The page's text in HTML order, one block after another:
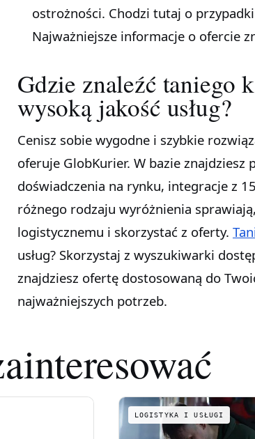
ostrożności. Chodzi tutaj o
Najważniejsze informacje o ofercie
Gdzie znaleźć taniego
wysoką jakość usług?
Cenisz sobie wygodne i szybkie
oferuje GlobKurier. W bazie
doświadczenia na rynku, integracje z
różnego rodzaju wyróżnienia
logistycznemu i skorzystać z oferty.
usług? Skorzystaj z wyszukiwarki
znajdziesz ofertę dostosowaną do
najważniejszych potrzeb.
LOGISTYKA I USŁUGI